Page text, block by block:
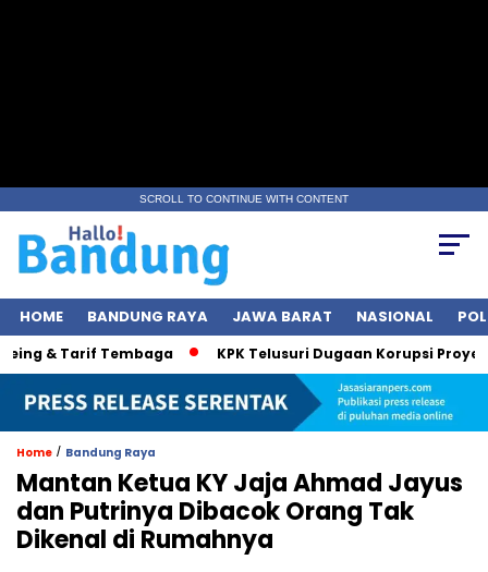
SCROLL TO CONTINUE WITH CONTENT
HOME BANDUNG RAYA JAWA BARAT NASIONAL
& Tarif Tembaga KPK Telusuri Dugaan Korupsi Proyek
Home / Bandung Raya
Mantan Ketua KY Jaja Ahmad Jayus
dan Putrinya Dibacok Orang Tak
Dikenal di Rumahnya